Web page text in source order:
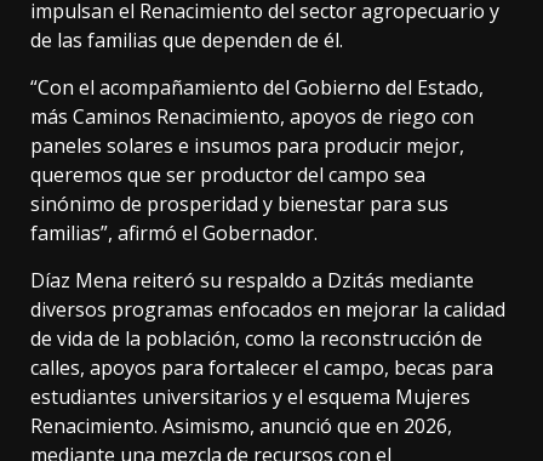
impulsan el Renacimiento del sector agropecuario y
de las familias que dependen de él.
“Con el acompañamiento del Gobierno del Estado,
más Caminos Renacimiento, apoyos de riego con
paneles solares e insumos para producir mejor,
queremos que ser productor del campo sea
sinónimo de prosperidad y bienestar para sus
familias”, afirmó el Gobernador.
Díaz Mena reiteró su respaldo a Dzitás mediante
diversos programas enfocados en mejorar la calidad
de vida de la población, como la reconstrucción de
calles, apoyos para fortalecer el campo, becas para
estudiantes universitarios y el esquema Mujeres
Renacimiento. Asimismo, anunció que en 2026,
mediante una mezcla de recursos con el